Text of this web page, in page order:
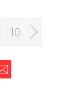
10